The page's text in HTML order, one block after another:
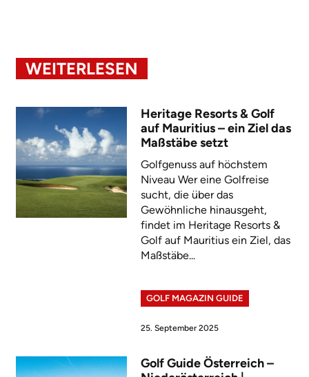
WEITERLESEN
Heritage Resorts & Golf
auf Mauritius – ein Ziel das
Maßstäbe setzt
Golfgenuss auf höchstem
Niveau Wer eine Golfreise
sucht, die über das
Gewöhnliche hinausgeht,
findet im Heritage Resorts &
Golf auf Mauritius ein Ziel, das
Maßstäbe...
GOLF MAGAZIN GUIDE
25. September 2025
Golf Guide Österreich –